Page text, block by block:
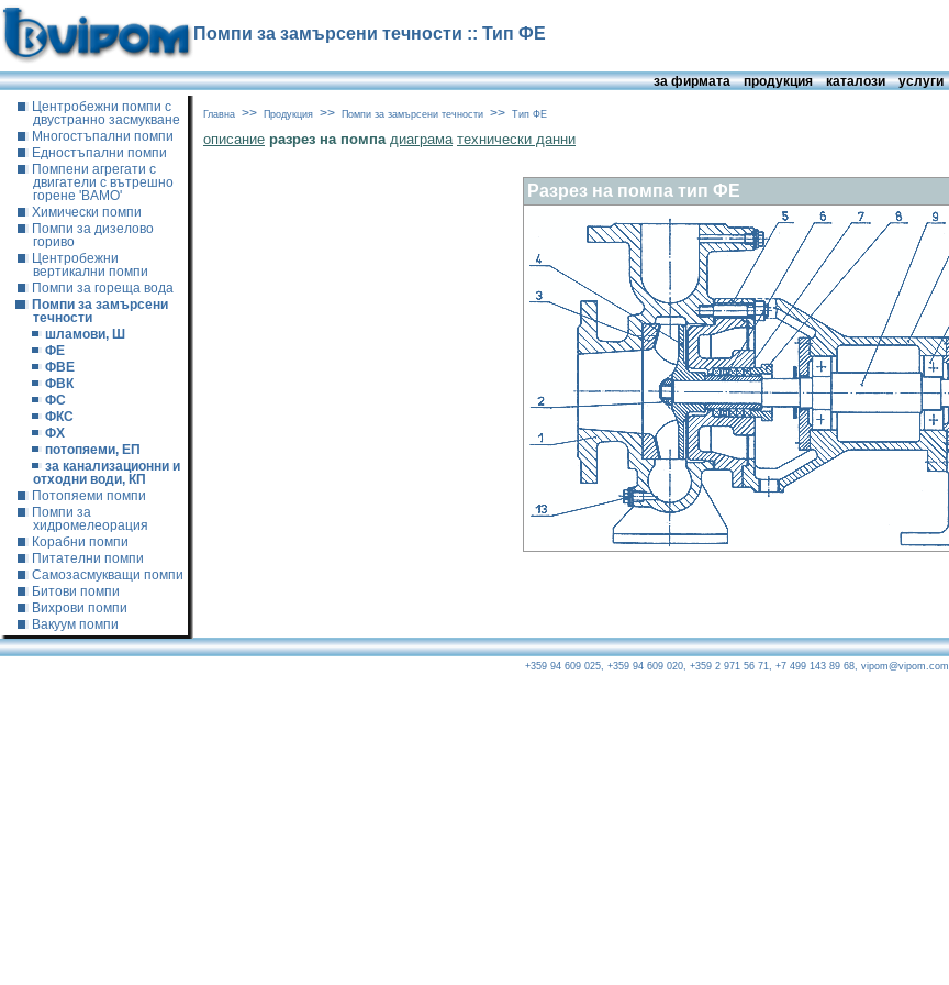
Помпи за замърсени течности :: Тип ФЕ
за фирмата продукция каталози услуги
Центробежни помпи с
двустранно засмукване
Многостъпални помпи
Едностъпални помпи
Помпени агрегати с
двигатели с вътрешно
горене 'ВАМО'
Химически помпи
Помпи за дизелово
гориво
Центробежни
вертикални помпи
Помпи за гореща вода
Помпи за замърсени
течности
шламови, Ш
ФЕ
ФВЕ
ФВК
ФС
ФКС
ФХ
потопяеми, ЕП
за канализационни и
отходни води, КП
Потопяеми помпи
Помпи за
хидромелеорация
Корабни помпи
Питателни помпи
Самозасмукващи помпи
Битови помпи
Вихрови помпи
Вакуум помпи
Главна >> Продукция >> Помпи за замърсени течности >> Тип ФЕ
описание разрез на помпа диаграма технически данни
Разрез на помпа тип ФЕ
+359 94 609 025, +359 94 609 020, +359 2 971 56 71, +7 499 143 89 68, vipom@vipom.com